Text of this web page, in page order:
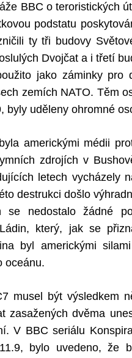
BBC o teroristických
podstatu
ty tři budovy
Dvojčat a i třetí
jako záminky pro
zemích NATO. Těm
byly uděleny ohromné
americkými médii
zdrojích v
letech vycházely
destrukci došlo
se nedostalo žádné
který, jak se
byl americkými
oceánu.
musel být výsledkem
zasažených dvěma
V BBC seriálu
bylo uvedeno, že